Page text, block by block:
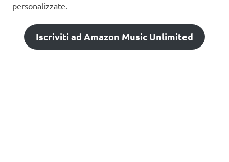
personalizzate.
Iscriviti ad Amazon Music Unlimited